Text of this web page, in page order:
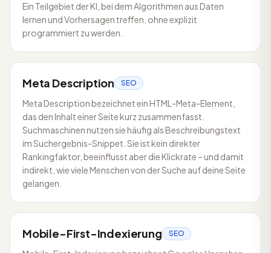
Ein Teilgebiet der KI, bei dem Algorithmen aus Daten
lernen und Vorhersagen treffen, ohne explizit
programmiert zu werden.
Meta Description SEO
Meta Description bezeichnet ein HTML-Meta-Element,
das den Inhalt einer Seite kurz zusammenfasst.
Suchmaschinen nutzen sie häufig als Beschreibungstext
im Suchergebnis-Snippet. Sie ist kein direkter
Rankingfaktor, beeinflusst aber die Klickrate – und damit
indirekt, wie viele Menschen von der Suche auf deine Seite
gelangen.
Mobile-First-Indexierung SEO